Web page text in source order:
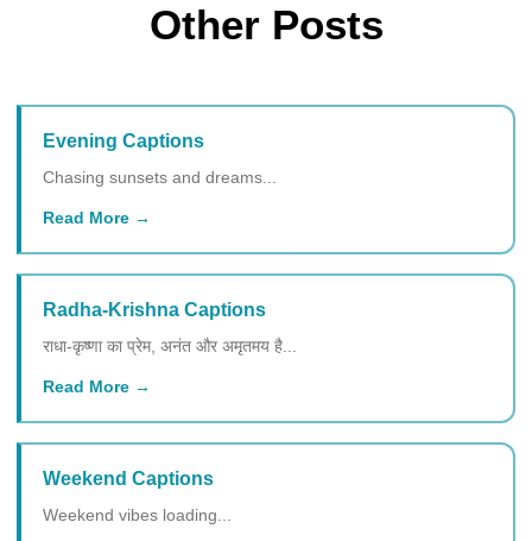
Other Posts
Evening Captions
Chasing sunsets and dreams...
Read More
Radha-Krishna Captions
राधा-कृष्णा का प्रेम, अनंत और अमृतमय है...
Read More
Weekend Captions
Weekend vibes loading...